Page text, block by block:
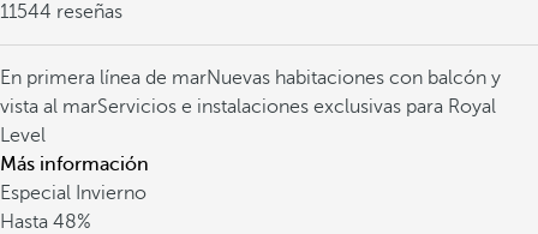
11544 reseñas
En primera línea de marNuevas habitaciones con balcón y
vista al marServicios e instalaciones exclusivas para Royal
Level
Más información
Especial Invierno
Hasta 48%